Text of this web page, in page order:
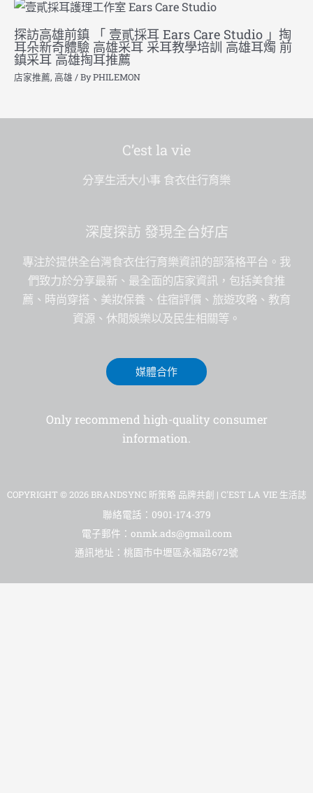
探訪高雄前鎮 「 壹貳採耳 Ears Care Studio 」掏
耳朵新奇體驗 高雄采耳 采耳教學培訓 高雄耳燭 前
鎮采耳 高雄掏耳推薦
店家推薦, 高雄 / ByPHILEMON
C’est la vie
分享生活大小事 食衣住行育樂
深度探訪 發現全台好店
專注於提供全台灣食衣住行育樂資訊的部落格平台。我
們致力於分享最新、最全面的店家資訊，包括美食推
薦、時尚穿搭、美妝保養、住宿評價、旅遊攻略、教育
資源、休閒娛樂以及民生相關等。
媒體合作
Only recommend high-quality consumer
information.
COPYRIGHT © 2026 BRANDSYNC 昕策略 品牌共創 | C'EST LA VIE 生活誌
聯絡電話：0901-174-379
電子郵件：onmk.ads@gmail.com
通訊地址：桃園市中壢區永福路672號